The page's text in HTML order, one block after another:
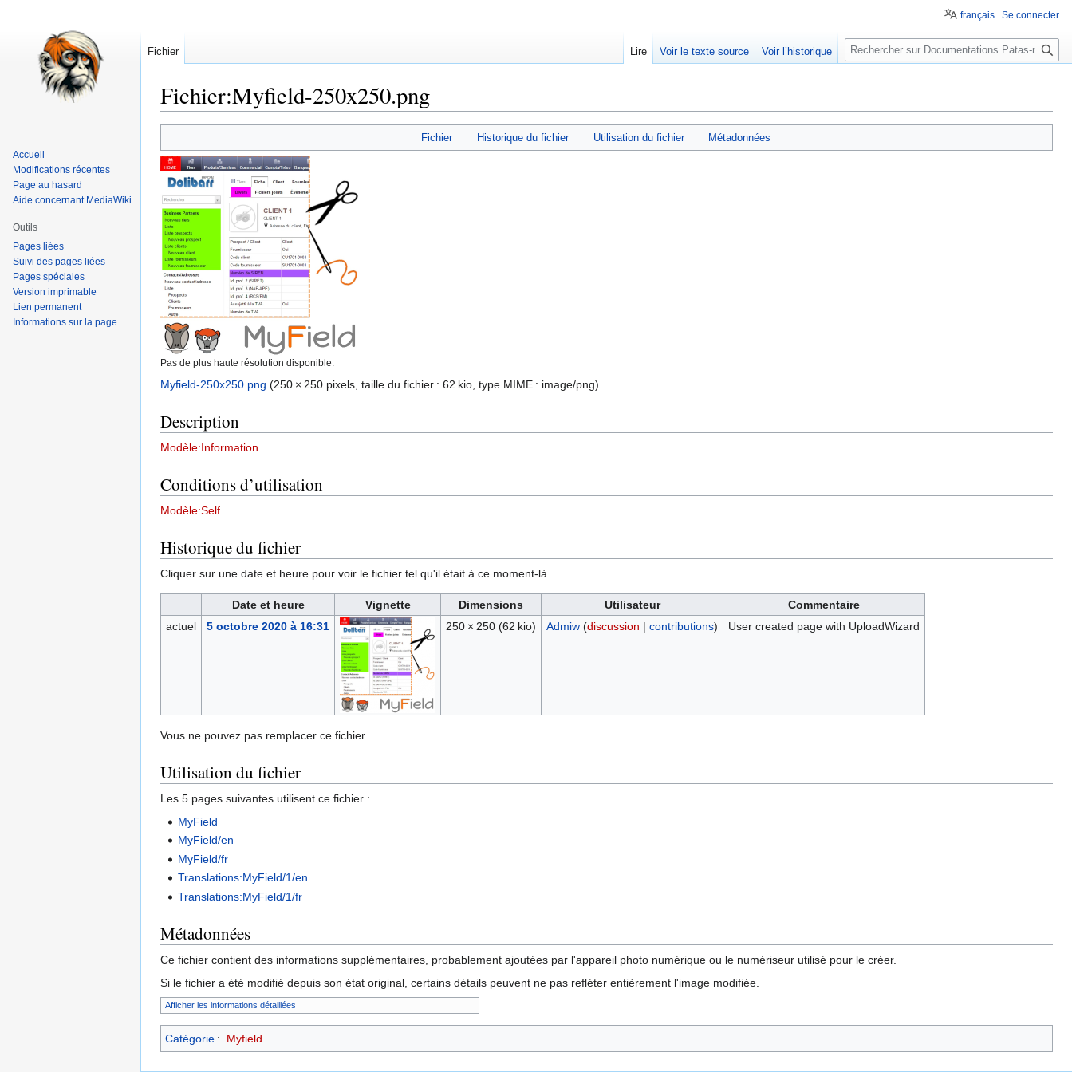
Fichier:Myfield-250x250.png
à
la
navigation
à
la
recherche
Fichier Historique du fichier Utilisation du fichier Métadonnées
Pas de plus haute résolution disponible.
Myfield-250x250.png (250 × 250 pixels, taille du fichier : 62 kio, type MIME : image/png)
Description
Modèle:Information
Conditions d’utilisation
Modèle:Self
Historique du fichier
Cliquer sur une date et heure pour voir le fichier tel qu'il était à ce moment-là.
Date et heure Vignette Dimensions Utilisateur
Commentaire
actuel
5 octobre 2020 à 16:31 250 × 250 (62 kio) Admiw (discussion | contributions) User created page with UploadWizard
Vous ne pouvez pas remplacer ce fichier.
Utilisation du fichier
Les 5 pages suivantes utilisent ce fichier :
MyField
MyField/en
MyField/fr
Translations:MyField/1/en
Translations:MyField/1/fr
Métadonnées
Ce fichier contient des informations supplémentaires, probablement ajoutées par l'appareil photo numérique ou le numériseur utilisé pour le créer.
Si le fichier a été modifié depuis son état original, certains détails peuvent ne pas refléter entièrement l'image modifiée.
Afficher les informations détaillées
Catégorie : Myfield
français Se connecter
Fichier Lire Voir le texte source Voir l’historique
Rechercher
Accueil
Modifications récentes
Page au hasard
Aide concernant MediaWiki
Outils
Pages liées
Suivi des pages liées
Pages spéciales
Version imprimable
Lien permanent
Informations sur la page